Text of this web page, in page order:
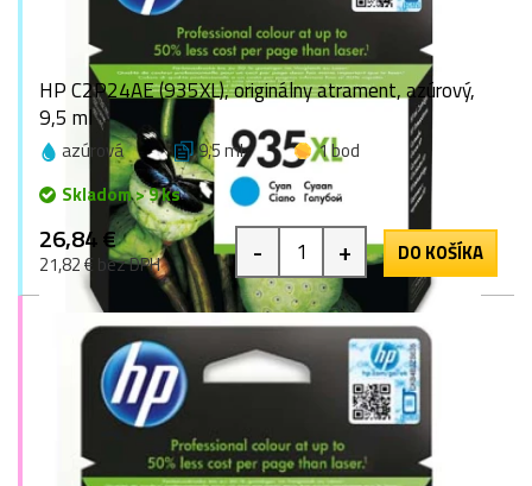
HP C2P24AE (935XL), originálny atrament, azúrový,
9,5 ml
azúrová 9,5 ml
1 bod
Skladom > 9 ks
26,84 €
21,82 € bez DPH - + DO KOŠÍKA